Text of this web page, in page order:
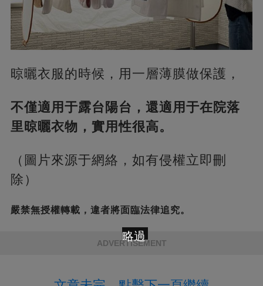
晾曬衣服的時候，用一層薄膜做保護，
不僅適用于露台陽台，還適用于在院落
里晾曬衣物，實用性很高。
（圖片來源于網絡，如有侵權立即刪
除）
嚴禁無授權轉載，違者將面臨法律追究。
ADVERTISEMENT
略過